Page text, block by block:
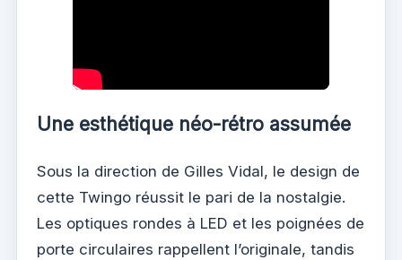
Une esthétique néo-rétro assumée
Sous la direction de Gilles Vidal, le design de
cette Twingo réussit le pari de la nostalgie.
Les optiques rondes à LED et les poignées de
porte circulaires rappellent l’originale, tandis